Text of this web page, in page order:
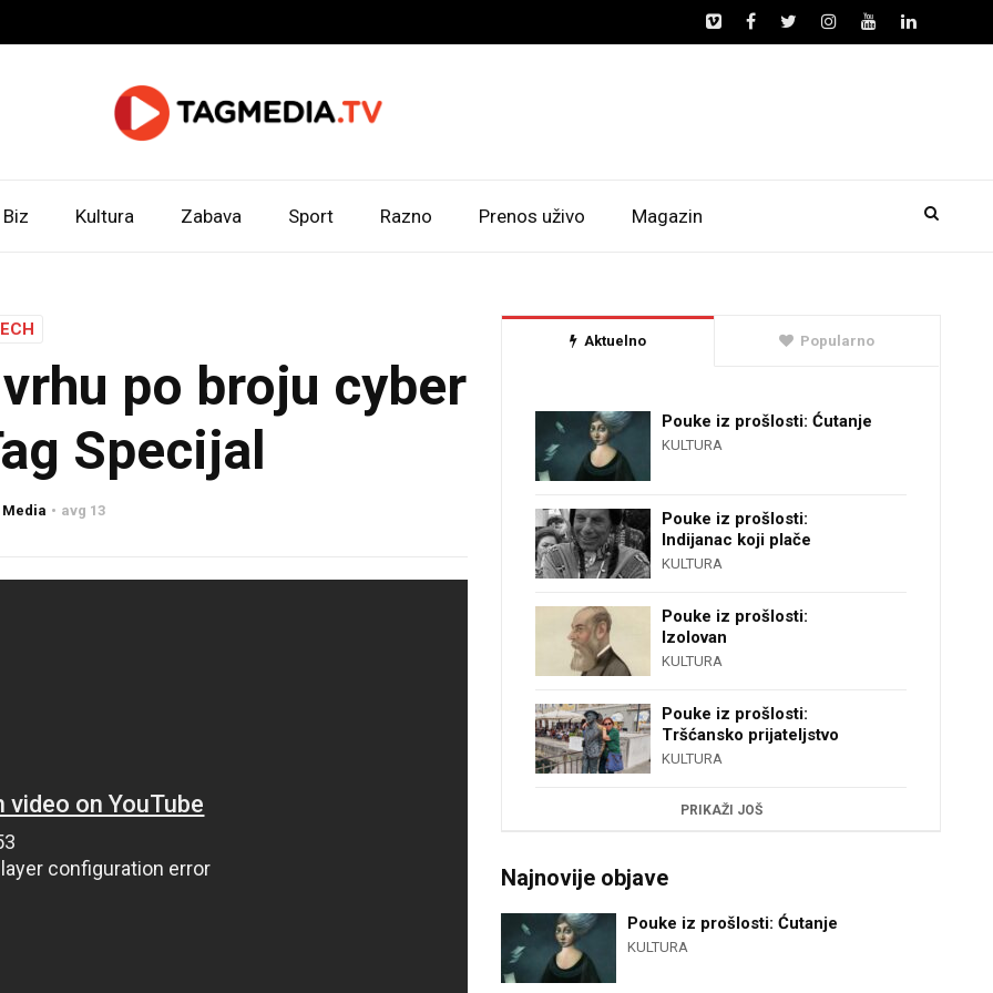
Biz Kultura Zabava Sport Razno Prenos uživo Magazin
po broju cyber
Specijal
Media avg 13
Aktuelno Popularno
Pouke iz prošlosti: Ćutanje
KULTURA
Pouke iz prošlosti:
Indijanac koji plače
KULTURA
Pouke iz prošlosti:
Izolovan
KULTURA
Pouke iz prošlosti:
Tršćansko prijateljstvo
KULTURA
PRIKAŽI JOŠ
Najnovije objave
Pouke iz prošlosti: Ćutanje
KULTURA